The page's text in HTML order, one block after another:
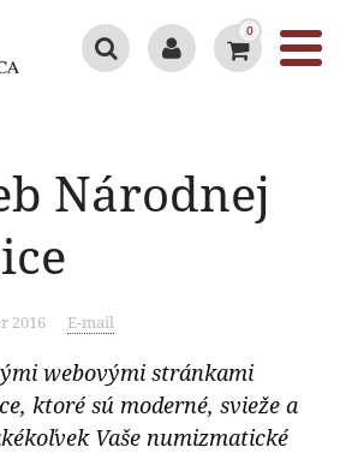
0
Národnej
2016 E-mail
webovými stránkami
ktoré sú moderné, svieže a
Vaše numizmatické